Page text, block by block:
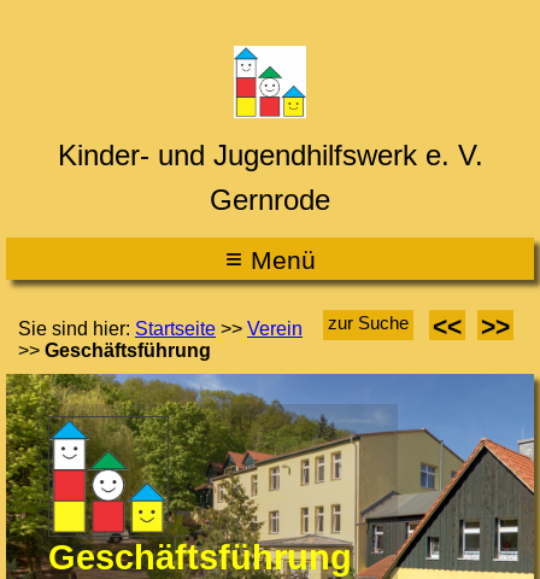
Kinder- und Jugendhilfswerk e. V.
Gernrode
≡ Menü
Sie sind hier: Startseite >> Verein
>> Geschäftsführung
zur Suche << >>
Geschäftsführung